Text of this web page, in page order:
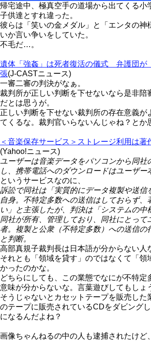
帰宅途中、極真空手の道場から出てくる小
子供達とすれ違った。
彼らは「笑いの金メダル」と「エンタの神
いか言い争いをしていた。
不毛だ…。
遺体「強姦」は死者復活の儀式 弁護団が
張(J-CASTニュース)
一審二審の判決がなぁ。
裁判所が正しい判断を下せないなら是非陪
だとは思うが。
正しい判断を下せない裁判所の存在意義が
てくるな。裁判官いらないんじゃね？とか
＜音楽保存サービス＞ストレージ利用は
(Yahoo!ニュース)
ユーザーは音楽データをパソコンから同社
し、携帯電話へのダウンロードはユーザー
というサービスなのに、
訴訟で同社は「実質的にデータ複製や送信
自身。不特定多数への送信はしておらず、
い」と主張したが、判決は「システムの中
同社が所有、管理しており、同社にとって
者。複製と公衆（不特定多数）への送信の
と判断。
高部真規子裁判長は日本語が分からない人
それとも「領域を貸す」のではなくて「領
かったのかな。
どちらにしても、この業態でなにが不特定
意味が分からないな。言葉遊びしてもしょ
そうじゃないとカセットテープを販売した
のテープに販売されているCDをダビング
になるんだよね？
画像ちゃんねるの中の人も逮捕されたけど